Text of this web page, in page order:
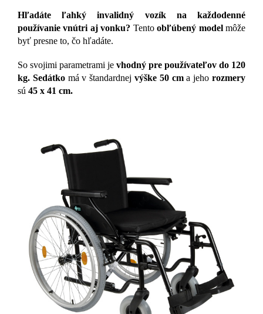
Hľadáte ľahký invalidný vozík na každodenné
používanie vnútri aj vonku? Tentoobľúbený modelmôže
byť presne to, čo hľadáte.
So svojimi parametrami je vhodný pre používateľov do 120
kg. Sedátko má v štandardnej výške 50 cma jehorozmery
sú 45 x 41 cm.